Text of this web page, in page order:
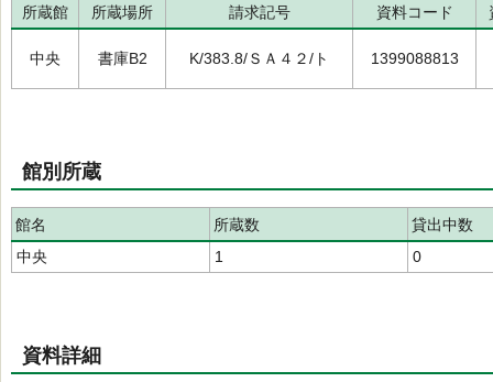
所蔵館 所蔵場所 請求記号 資料コード
中央 書庫B2 K/383.8/ＳＡ４２/ト 1399088813
館別所蔵
館名 所蔵数
貸出中数
中央
1 0
資料詳細